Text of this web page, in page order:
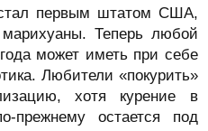
первым штатом США,
Теперь любой
может иметь при себе
Любители «покурить»
хотя курение в
прежнему остается под